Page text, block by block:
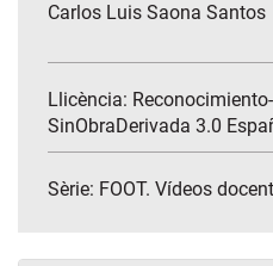
Carlos Luis Saona Santos
Llicència:
SinObraDerivada 3.0
Sèrie: FOOT. Vídeos